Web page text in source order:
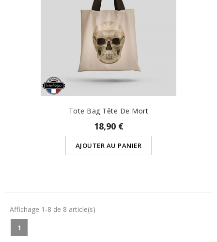
Tote Bag Tête De Mort
18,90 €
AJOUTER AU PANIER
Affichage 1-8 de 8 article(s)
1